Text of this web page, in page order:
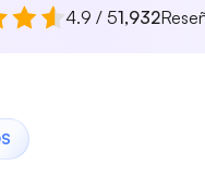
4.9 / 51,932